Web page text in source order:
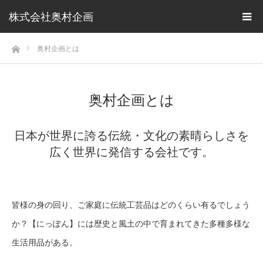
株式会社奥村企画
ホーム奥村企画とは
奥村企画とは
日本が世界に誇る伝統・文化の素晴らしさを
広く世界に発信する会社です。
皆様の身の回り、ご家庭に伝統工芸品はどのくらい有るでしょう
か？【にっぽん】には歴史と風土の中で育まれてきた多種多様な
生活用品がある。